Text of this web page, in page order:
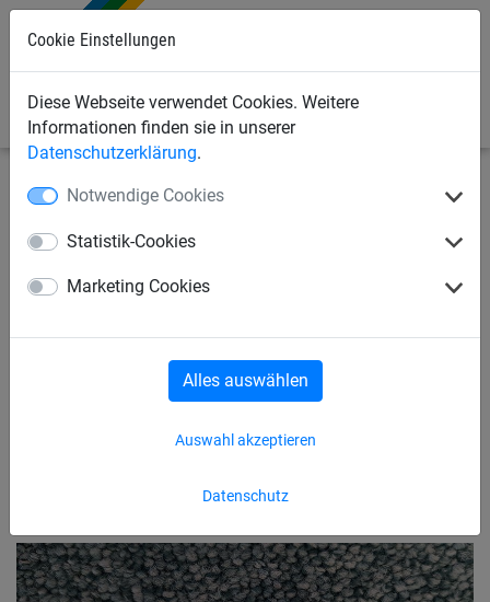
Cookie Einstellungen
Diese Webseite verwendet Cookies. Weitere
Informationen finden sie in unserer
Datenschutzerklärung.
Notwendige Cookies
Statistik-Cookies
Marketing Cookies
Datenschutz
Auswahl akzeptieren
Alles auswählen
Bauschutznetze
Schutznetze und Stoppnetze
Bleischnurbeschwerung, 400
g/m